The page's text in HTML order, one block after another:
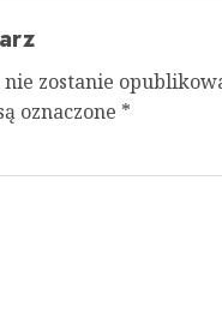
zostanie
oznaczone *